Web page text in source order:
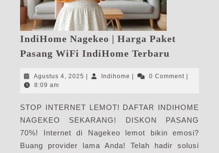
IndiHome Nagekeo | Harga Paket
Pasang WiFi IndiHome Terbaru
|
Pasang
WiFi
IndiHome
Terbaru
Agustus 4, 2025 AgustusIndihome Indihome0 Comment
8:09 am
STOP INTERNET LEMOT! DAFTAR INDIHOME
NAGEKEO SEKARANG! DISKON PASANG
70%! Internet di Nagekeo lemot bikin emosi?
Buang provider lama Anda! Telah hadir solusi